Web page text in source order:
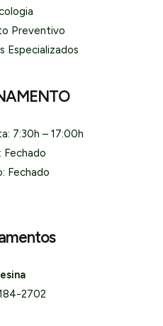
Preventivo
Especializados
7:30h – 17:00h
Fechado
Fechado
2702